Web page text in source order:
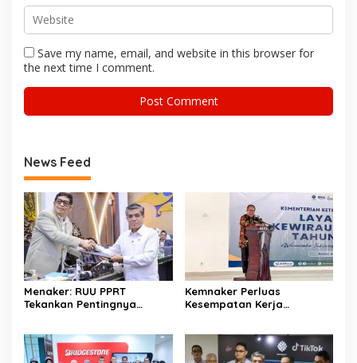
Save my name, email, and website in this browser for
the next time I comment.
News Feed
Menaker: RUU PPRT
Tekankan Pentingnya
Kemnaker Perluas
Kesempatan Kerja